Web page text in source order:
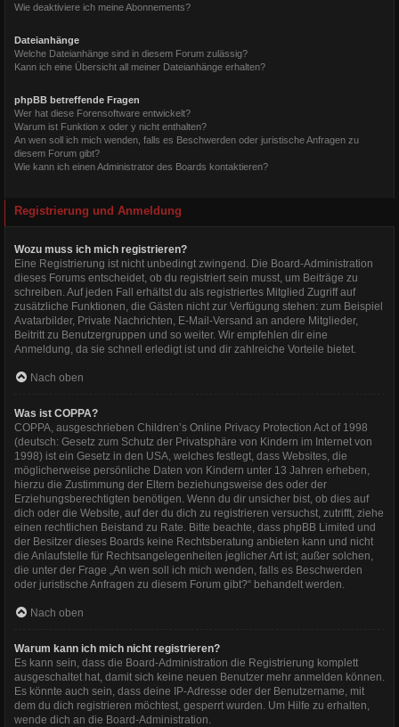
Wie deaktiviere ich meine Abonnements?
Dateianhänge
Welche Dateianhänge sind in diesem Forum zulässig?
Kann ich eine Übersicht all meiner Dateianhänge erhalten?
phpBB betreffende Fragen
Wer hat diese Forensoftware entwickelt?
Warum ist Funktion x oder y nicht enthalten?
An wen soll ich mich wenden, falls es Beschwerden oder juristische Anfragen zu
diesem Forum gibt?
Wie kann ich einen Administrator des Boards kontaktieren?
Registrierung und Anmeldung
Wozu muss ich mich registrieren?
Eine Registrierung ist nicht unbedingt zwingend. Die Board-Administration
dieses Forums entscheidet, ob du registriert sein musst, um Beiträge zu
schreiben. Auf jeden Fall erhältst du als registriertes Mitglied Zugriff auf
zusätzliche Funktionen, die Gästen nicht zur Verfügung stehen: zum Beispiel
Avatarbilder, Private Nachrichten, E-Mail-Versand an andere Mitglieder,
Beitritt zu Benutzergruppen und so weiter. Wir empfehlen dir eine
Anmeldung, da sie schnell erledigt ist und dir zahlreiche Vorteile bietet.
Nach oben
Was ist COPPA?
COPPA, ausgeschrieben Children’s Online Privacy Protection Act of 1998
(deutsch: Gesetz zum Schutz der Privatsphäre von Kindern im Internet von
1998) ist ein Gesetz in den USA, welches festlegt, dass Websites, die
möglicherweise persönliche Daten von Kindern unter 13 Jahren erheben,
hierzu die Zustimmung der Eltern beziehungsweise des oder der
Erziehungsberechtigten benötigen. Wenn du dir unsicher bist, ob dies auf
dich oder die Website, auf der du dich zu registrieren versuchst, zutrifft, ziehe
einen rechtlichen Beistand zu Rate. Bitte beachte, dass phpBB Limited und
der Besitzer dieses Boards keine Rechtsberatung anbieten kann und nicht
die Anlaufstelle für Rechtsangelegenheiten jeglicher Art ist; außer solchen,
die unter der Frage „An wen soll ich mich wenden, falls es Beschwerden
oder juristische Anfragen zu diesem Forum gibt?“ behandelt werden.
Nach oben
Warum kann ich mich nicht registrieren?
Es kann sein, dass die Board-Administration die Registrierung komplett
ausgeschaltet hat, damit sich keine neuen Benutzer mehr anmelden können.
Es könnte auch sein, dass deine IP-Adresse oder der Benutzername, mit
dem du dich registrieren möchtest, gesperrt wurden. Um Hilfe zu erhalten,
wende dich an die Board-Administration.